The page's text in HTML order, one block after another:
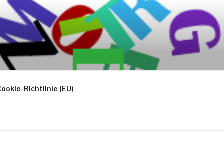
Richtlinie (EU)